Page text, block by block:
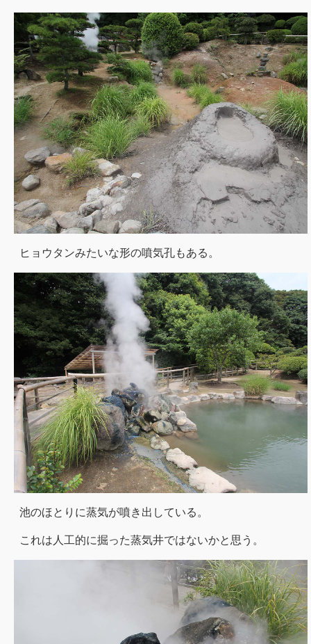
ヒョウタンみたいな形の噴気孔もある。
池のほとりに蒸気が噴き出している。
これは人工的に掘った蒸気井ではないかと思う。